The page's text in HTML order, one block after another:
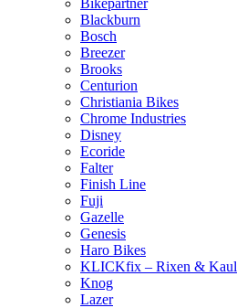
Blackburn
Bosch
Breezer
Brooks
Centurion
Christiania Bikes
Chrome Industries
Disney
Ecoride
Falter
Finish Line
Fuji
Gazelle
Genesis
Haro Bikes
KLICKfix – Rixen & Kaul
Knog
Lazer